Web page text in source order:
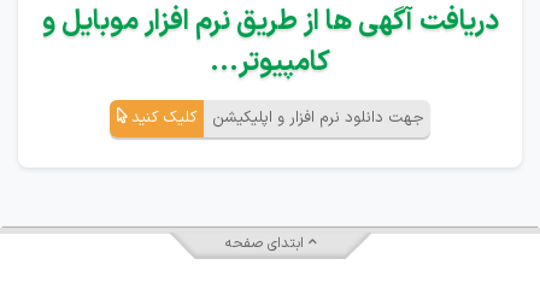
دریافت آگهی ها از طریق نرم افزار موبایل و
کامپیوتر...
جهت دانلود نرم افزار و اپلیکیشن کلیک کنید
ابتدای صفحه